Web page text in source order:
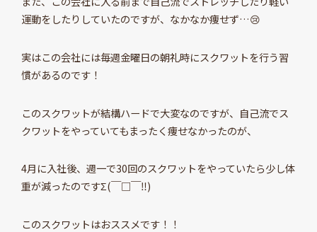
運動をしたりしていたのですが、なかなか痩せず…😢
実はこの会社には毎週金曜日の朝礼時にスクワットを行う習
慣があるのです！
このスクワットが結構ハードで大変なのですが、自己流でス
クワットをやっていてもまったく痩せなかったのが、
4月に入社後、週一で30回のスクワットをやっていたら少し体
重が減ったのですΣ(￣□￣‼)
このスクワットはおススメです！！